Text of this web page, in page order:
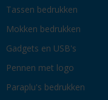
Tassen bedrukken
Mokken bedrukken
Gadgets en USB's
Pennen met logo
Paraplu's bedrukken